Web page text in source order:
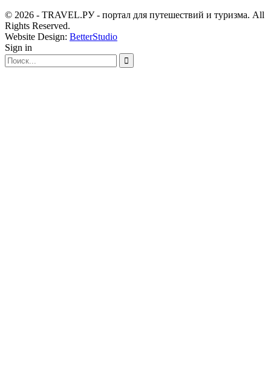
© 2026 - TRAVEL.РУ - портал для путешествий и туризма. All
Rights Reserved.
Website Design: BetterStudio
Sign in